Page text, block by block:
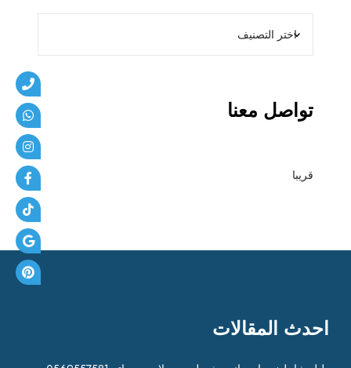
تواصل معنا
قريبا
احدث المقالات